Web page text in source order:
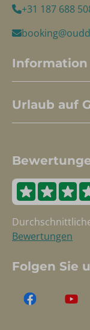
+31 187 688
Information
Urlaub auf
Bewertungen
Folgen Sie